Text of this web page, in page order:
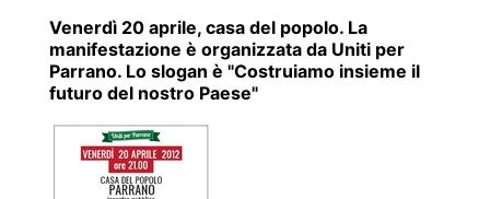
Venerdì 20 aprile, casa del popolo. La
manifestazione è organizzata da Uniti per
Parrano. Lo slogan è "Costruiamo insieme il
futuro del nostro Paese"